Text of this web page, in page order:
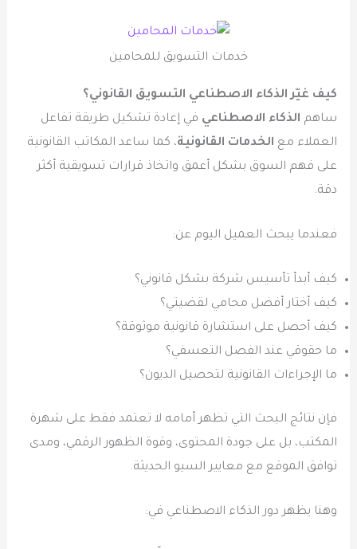
خدمات التسويق للمحامين
كيف غيّر الذكاء الاصطناعي التسويق القانوني؟
ساهم الذكاء الاصطناعي في إعادة تشكيل طريقة تفاعل
العملاء مع الخدمات القانونية، كما ساعد المكاتب القانونية
على فهم السوق بشكل أعمق واتخاذ قرارات تسويقية أكثر
دقة.
فعندما يبحث العميل اليوم عن:
كيف أبدأ تأسيس شركة بشكل قانوني؟
كيف أختار أفضل محامي لقضيتي؟
كيف أحصل على استشارة قانونية موثوقة؟
ما حقوقي عند الفصل التعسفي؟
ما الإجراءات القانونية لتحصيل الديون؟
فإن نتائج البحث التي تظهر أمامه لا تعتمد فقط على شهرة
المكتب، بل على جودة المحتوى، وقوة الظهور الرقمي، ومدى
توافق الموقع مع معايير السيو الحديثة.
وهنا يظهر دور الذكاء الاصطناعي في: